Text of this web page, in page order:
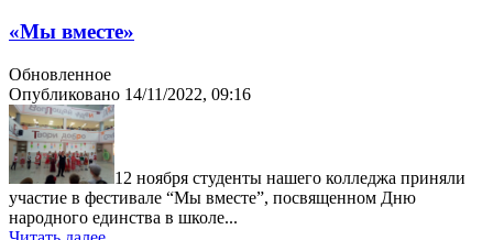
«Мы вместе»
Обновленное
Опубликовано 14/11/2022, 09:16
12 ноября студенты нашего колледжа приняли
участие в фестивале “Мы вместе”, посвященном Дню
народного единства в школе...